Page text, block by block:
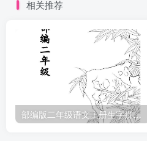
相关推荐
部编版二年级语文上册生字拼音组词